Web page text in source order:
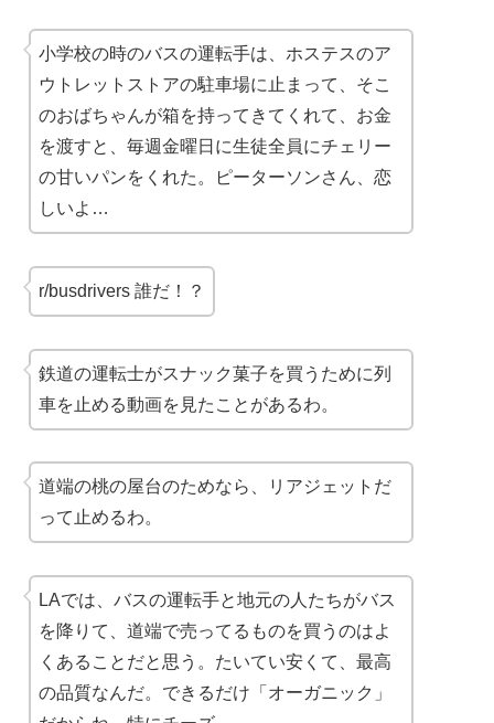
小学校の時のバスの運転手は、ホステスのア
ウトレットストアの駐車場に止まって、そこ
のおばちゃんが箱を持ってきてくれて、お金
を渡すと、毎週金曜日に生徒全員にチェリー
の甘いパンをくれた。ピーターソンさん、恋
しいよ…
r/busdrivers 誰だ！？
鉄道の運転士がスナック菓子を買うために列
車を止める動画を見たことがあるわ。
道端の桃の屋台のためなら、リアジェットだ
って止めるわ。
LAでは、バスの運転手と地元の人たちがバス
を降りて、道端で売ってるものを買うのはよ
くあることだと思う。たいてい安くて、最高
の品質なんだ。できるだけ「オーガニック」